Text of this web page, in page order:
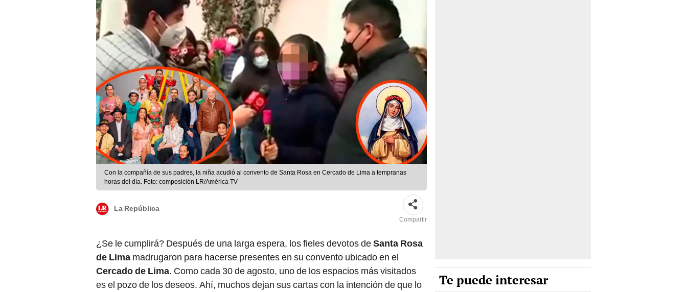
Con la compañía de sus padres, la niña acudió al convento de Santa Rosa en Cercado de Lima a tempranas
horas del día. Foto: composición LR/América TV
La República
Compartir
¿Se le cumplirá? Después de una larga espera, los fieles devotos deSanta Rosa
de Lima madrugaron para hacerse presentes en su convento ubicado en el
Cercado de Lima. Como cada 30 de agosto, uno de los espacios más visitados
es el pozo de los deseos. Ahí, muchos dejan sus cartas con la intención de que lo
Te puede interesar